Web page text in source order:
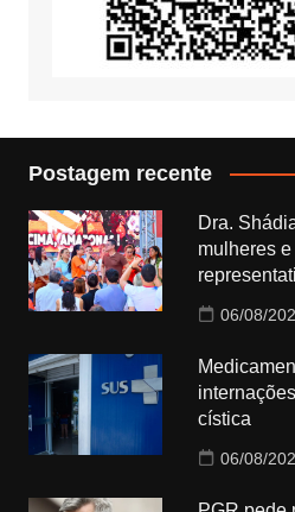
Postagem recente
Dra.
mulheres
06/08/
cística
06/08/